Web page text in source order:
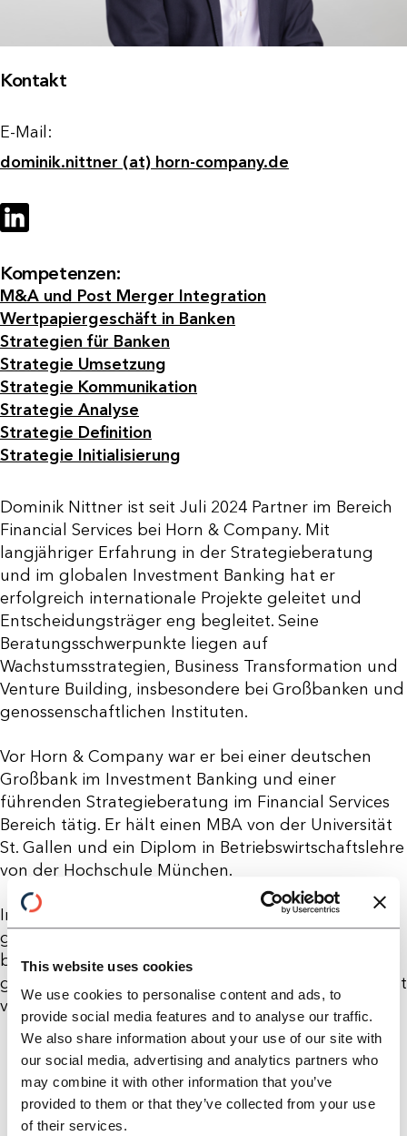
This website uses cookies
We use cookies to personalise content and ads, to
provide social media features and to analyse our traffic.
We also share information about your use of our site with
our social media, advertising and analytics partners who
may combine it with other information that you’ve
provided to them or that they’ve collected from your use
of their services.
Kontakt
E-Mail:
dominik.nittner (at) horn-company.de
Kompetenzen:
M&A und Post Merger Integration
Wertpapiergeschäft in Banken
Strategien für Banken
Strategie Umsetzung
Strategie Kommunikation
Strategie Analyse
Strategie Definition
Strategie Initialisierung
Dominik Nittner ist seit Juli 2024 Partner im Bereich
Financial Services bei Horn & Company. Mit
langjähriger Erfahrung in der Strategieberatung
und im globalen Investment Banking hat er
erfolgreich internationale Projekte geleitet und
Entscheidungsträger eng begleitet. Seine
Beratungsschwerpunkte liegen auf
Wachstumsstrategien, Business Transformation und
Venture Building, insbesondere bei Großbanken und
genossenschaftlichen Instituten.
Vor Horn & Company war er bei einer deutschen
Großbank im Investment Banking und einer
führenden Strategieberatung im Financial Services
Bereich tätig. Er hält einen MBA von der Universität
St. Gallen und ein Diplom in Betriebswirtschaftslehre
von der Hochschule München.
In seiner Freizeit treibt Dominik gerne Sport und
genießt Outdoor-Aktivitäten mit seiner Familie. Er
begeistert sich für Reisen, andere Kulturkreise und
gastronomische Erlebnisse aus aller Welt. Dominik ist
verheiratet und hat zwei Töchter.